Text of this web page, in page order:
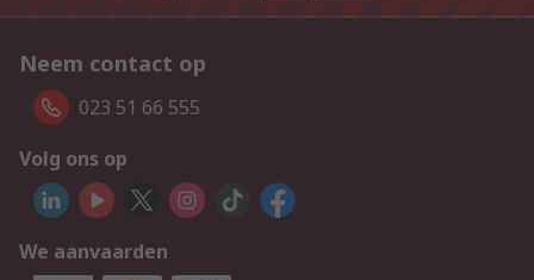
Neem contact op
023 51 66 555
Volg ons op
We aanvaarden